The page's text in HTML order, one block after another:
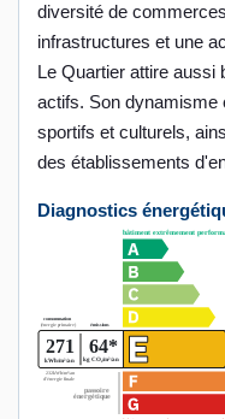
diversité de
infrastructures et une
Le Quartier attire aussi
actifs. Son dynamisme
sportifs et culturels,
des établissements
Diagnostics